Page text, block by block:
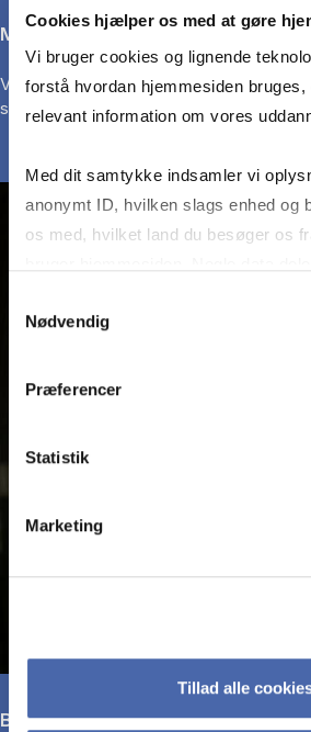
Cookies hjælper os med at gøre
Vi bruger cookies og lignende
forstå hvordan hjemmesiden
relevant information om vores
Med dit samtykke indsamler vi
anonymt ID, hvilken slags enhed og
os med, hvilket land du besøger os
markedsføring. Du bestemmer selv -
Nødvendig
Præferencer
Statistik
Marketing
Tillad alle
Mere i lønposen
Vores dimittender tjener ca. 14.500 kr.
sammenligning med personer på samme
Bliv bedre til at analysere